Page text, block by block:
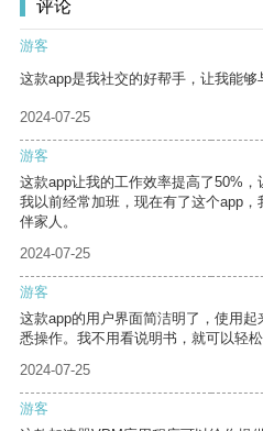
评论
游客
这款app是我社交的好帮手，让我能够
2024-07-25
游客
这款app让我的工作效率提高了50%，
我以前经常加班，现在有了这个app
伴家人。
2024-07-25
游客
这款app的用户界面简洁明了，使用
悉操作。我不用看说明书，就可以轻松
2024-07-25
游客